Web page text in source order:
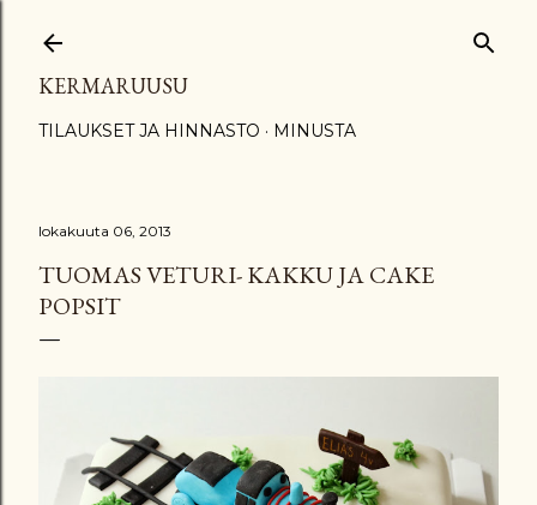
KERMARUUSU
TILAUKSET JA HINNASTO MINUSTA
lokakuuta 06, 2013
TUOMAS VETURI- KAKKU JA CAKE
POPSIT